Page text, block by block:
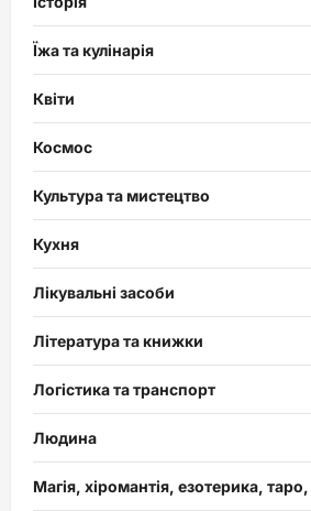
Їжа та кулінарія
Квіти
Космос
Культура та мистецтво
Кухня
Лікувальні засоби
Література та книжки
Логістика та транспорт
Людина
Магія, хіромантія, езотерика,